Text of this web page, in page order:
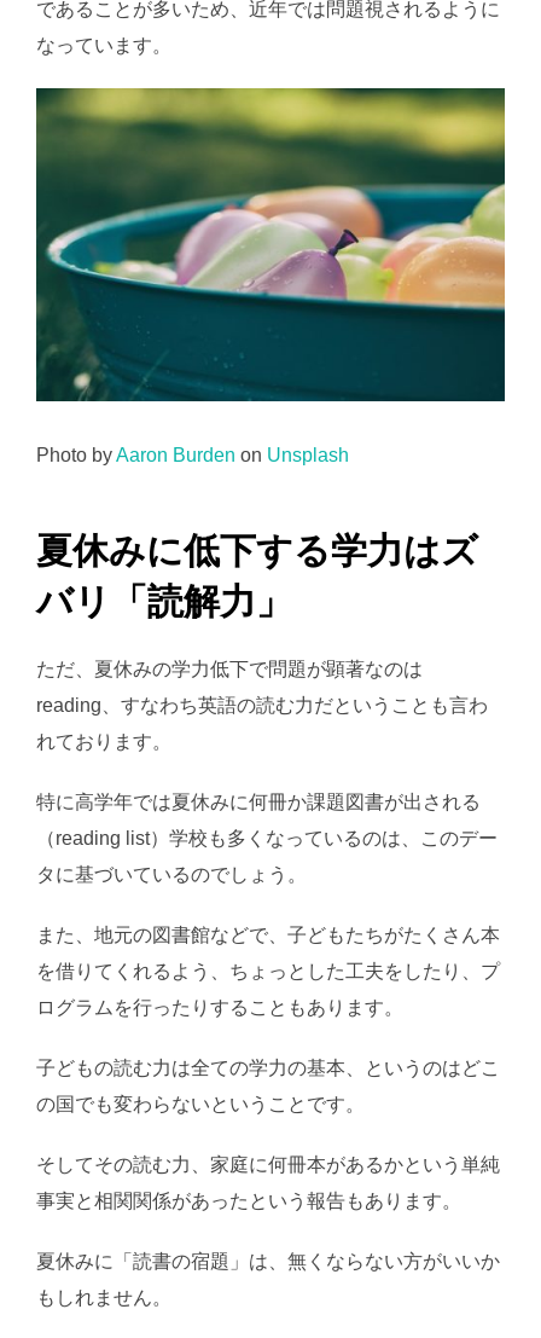
であることが多いため、近年では問題視されるように
なっています。
Photo byAaron Burden on Unsplash
夏休みに低下する学力はズ
バリ「読解力」
ただ、夏休みの学力低下で問題が顕著なのは
reading、すなわち英語の読む力だということも言わ
れております。
特に高学年では夏休みに何冊か課題図書が出される
（reading list）学校も多くなっているのは、このデー
タに基づいているのでしょう。
また、地元の図書館などで、子どもたちがたくさん本
を借りてくれるよう、ちょっとした工夫をしたり、プ
ログラムを行ったりすることもあります。
子どもの読む力は全ての学力の基本、というのはどこ
の国でも変わらないということです。
そしてその読む力、家庭に何冊本があるかという単純
事実と相関関係があったという報告もあります。
夏休みに「読書の宿題」は、無くならない方がいいか
もしれません。